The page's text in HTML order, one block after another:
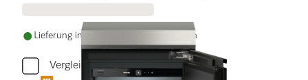
Lieferung innerhalb von 5-7 Werktagen
Vergleichen